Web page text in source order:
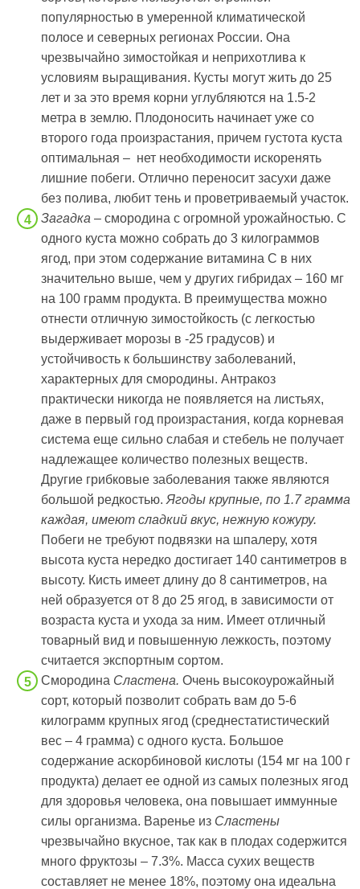
популярностью в умеренной климатической
полосе и северных регионах России. Она
чрезвычайно зимостойкая и неприхотлива к
условиям выращивания. Кусты могут жить до 25
лет и за это время корни углубляются на 1.5-2
метра в землю. Плодоносить начинает уже со
второго года произрастания, причем густота куста
оптимальная – нет необходимости искоренять
лишние побеги. Отлично переносит засухи даже
без полива, любит тень и проветриваемый участок.
Загадка– смородина с огромной урожайностью. С
одного куста можно собрать до 3 килограммов
ягод, при этом содержание витамина С в них
значительно выше, чем у других гибридах – 160 мг
на 100 грамм продукта. В преимущества можно
отнести отличную зимостойкость (с легкостью
выдерживает морозы в -25 градусов) и
устойчивость к большинству заболеваний,
характерных для смородины. Антракоз
практически никогда не появляется на листьях,
даже в первый год произрастания, когда корневая
система еще сильно слабая и стебель не получает
надлежащее количество полезных веществ.
Другие грибковые заболевания также являются
большой редкостью.Ягоды крупные, по 1.7 грамма
каждая, имеют сладкий вкус, нежную кожуру.
Побеги не требуют подвязки на шпалеру, хотя
высота куста нередко достигает 140 сантиметров в
высоту. Кисть имеет длину до 8 сантиметров, на
ней образуется от 8 до 25 ягод, в зависимости от
возраста куста и ухода за ним. Имеет отличный
товарный вид и повышенную лежкость, поэтому
считается экспортным сортом.
Смородина Сластена.Очень высокоурожайный
сорт, который позволит собрать вам до 5-6
килограмм крупных ягод (среднестатистический
вес – 4 грамма) с одного куста. Большое
содержание аскорбиновой кислоты (154 мг на 100 г
продукта) делает ее одной из самых полезных ягод
для здоровья человека, она повышает иммунные
силы организма. Варенье из Сластены
чрезвычайно вкусное, так как в плодах содержится
много фруктозы – 7.3%. Масса сухих веществ
составляет не менее 18%, поэтому она идеальна